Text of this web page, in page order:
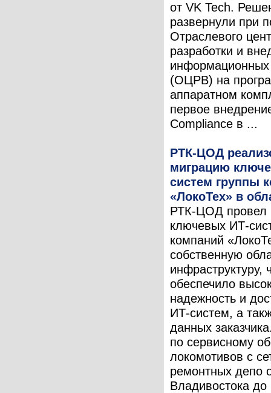
от VK Tech.
развернули при
Отраслевого
разработки и
информационных
(ОЦРВ) на
аппаратном
первое
Compliance в ...
РТК-ЦОД
миграцию
систем группы
«ЛокоТех» в
РТК-ЦОД провел
ключевых ИТ-
компаний
собственную
инфраструктуру,
обеспечило
надежность и
ИТ-систем, а
данных
по сервисному
локомотивов с
ремонтных депо
Владивостока до